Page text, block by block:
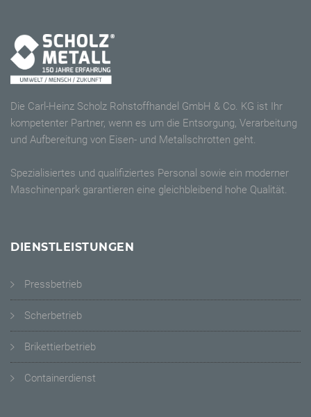
Die Carl-Heinz Scholz Rohstoffhandel GmbH & Co. KG ist Ihr
kompetenter Partner, wenn es um die Entsorgung, Verarbeitung
und Aufbereitung von Eisen- und Metallschrotten geht.
Spezialisiertes und qualifiziertes Personal sowie ein moderner
Maschinenpark garantieren eine gleichbleibend hohe Qualität.
DIENSTLEISTUNGEN
Pressbetrieb
Scherbetrieb
Brikettierbetrieb
Containerdienst